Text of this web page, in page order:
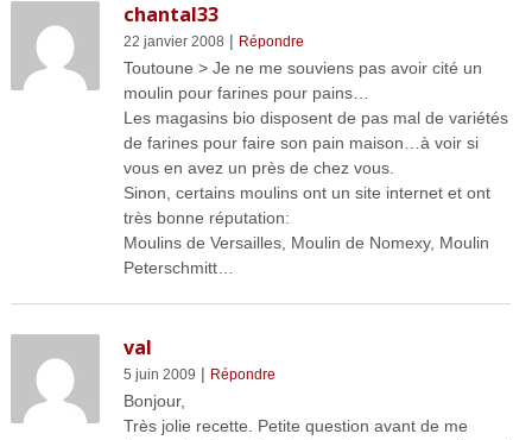
chantal33
22 janvier 2008 | Répondre
Toutoune > Je ne me souviens pas avoir cité un
moulin pour farines pour pains…
Les magasins bio disposent de pas mal de variétés
de farines pour faire son pain maison…à voir si
vous en avez un près de chez vous.
Sinon, certains moulins ont un site internet et ont
très bonne réputation:
Moulins de Versailles, Moulin de Nomexy, Moulin
Peterschmitt…
val
5 juin 2009 | Répondre
Bonjour,
Très jolie recette. Petite question avant de me